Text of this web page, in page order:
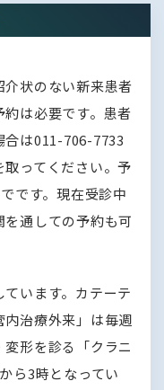
状のない新来患者
は必要です。患者
合は011-706-7733
ってください。予
です。現在受診中
通しての予約も可
います。カテーテ
治療外来」は毎週
形を診る「クラニ
ら3時となってい